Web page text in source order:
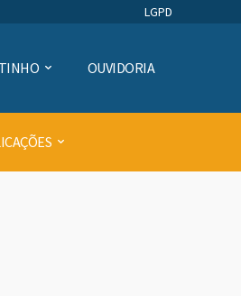
LGPD
OUVIDORIA